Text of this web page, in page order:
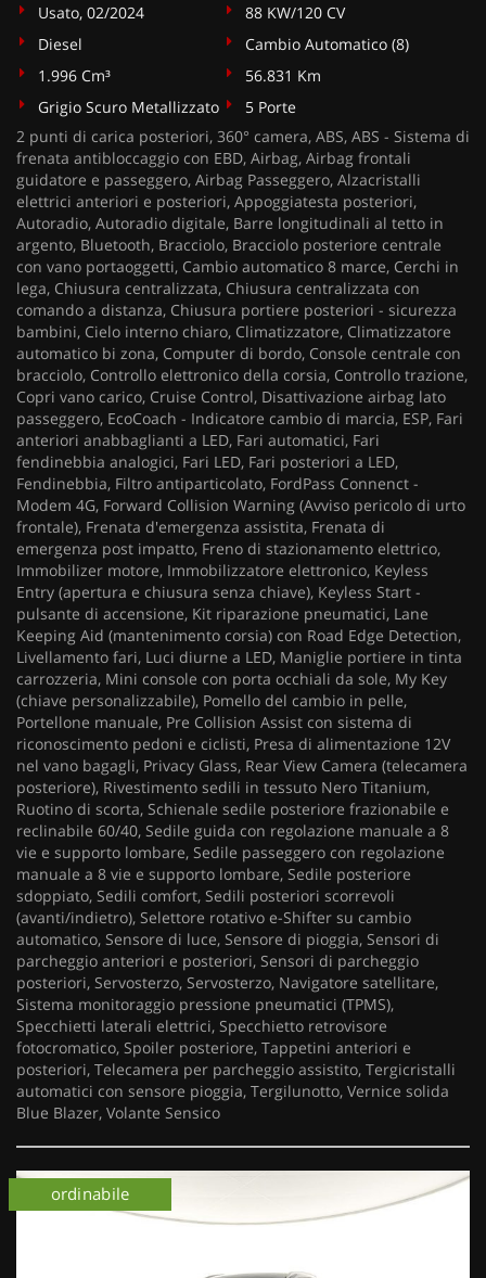
Usato, 02/2024
88 KW/120 CV
Diesel
Cambio Automatico (8)
1.996 Cm³
56.831 Km
Grigio Scuro Metallizzato
5 Porte
2 punti di carica posteriori, 360° camera, ABS, ABS - Sistema di
frenata antibloccaggio con EBD, Airbag, Airbag frontali
guidatore e passeggero, Airbag Passeggero, Alzacristalli
elettrici anteriori e posteriori, Appoggiatesta posteriori,
Autoradio, Autoradio digitale, Barre longitudinali al tetto in
argento, Bluetooth, Bracciolo, Bracciolo posteriore centrale
con vano portaoggetti, Cambio automatico 8 marce, Cerchi in
lega, Chiusura centralizzata, Chiusura centralizzata con
comando a distanza, Chiusura portiere posteriori - sicurezza
bambini, Cielo interno chiaro, Climatizzatore, Climatizzatore
automatico bi zona, Computer di bordo, Console centrale con
bracciolo, Controllo elettronico della corsia, Controllo trazione,
Copri vano carico, Cruise Control, Disattivazione airbag lato
passeggero, EcoCoach - Indicatore cambio di marcia, ESP, Fari
anteriori anabbaglianti a LED, Fari automatici, Fari
fendinebbia analogici, Fari LED, Fari posteriori a LED,
Fendinebbia, Filtro antiparticolato, FordPass Connenct -
Modem 4G, Forward Collision Warning (Avviso pericolo di urto
frontale), Frenata d'emergenza assistita, Frenata di
emergenza post impatto, Freno di stazionamento elettrico,
Immobilizer motore, Immobilizzatore elettronico, Keyless
Entry (apertura e chiusura senza chiave), Keyless Start -
pulsante di accensione, Kit riparazione pneumatici, Lane
Keeping Aid (mantenimento corsia) con Road Edge Detection,
Livellamento fari, Luci diurne a LED, Maniglie portiere in tinta
carrozzeria, Mini console con porta occhiali da sole, My Key
(chiave personalizzabile), Pomello del cambio in pelle,
Portellone manuale, Pre Collision Assist con sistema di
riconoscimento pedoni e ciclisti, Presa di alimentazione 12V
nel vano bagagli, Privacy Glass, Rear View Camera (telecamera
posteriore), Rivestimento sedili in tessuto Nero Titanium,
Ruotino di scorta, Schienale sedile posteriore frazionabile e
reclinabile 60/40, Sedile guida con regolazione manuale a 8
vie e supporto lombare, Sedile passeggero con regolazione
manuale a 8 vie e supporto lombare, Sedile posteriore
sdoppiato, Sedili comfort, Sedili posteriori scorrevoli
(avanti/indietro), Selettore rotativo e-Shifter su cambio
automatico, Sensore di luce, Sensore di pioggia, Sensori di
parcheggio anteriori e posteriori, Sensori di parcheggio
posteriori, Servosterzo, Servosterzo, Navigatore satellitare,
Sistema monitoraggio pressione pneumatici (TPMS),
Specchietti laterali elettrici, Specchietto retrovisore
fotocromatico, Spoiler posteriore, Tappetini anteriori e
posteriori, Telecamera per parcheggio assistito, Tergicristalli
automatici con sensore pioggia, Tergilunotto, Vernice solida
Blue Blazer, Volante Sensico
ordinabile